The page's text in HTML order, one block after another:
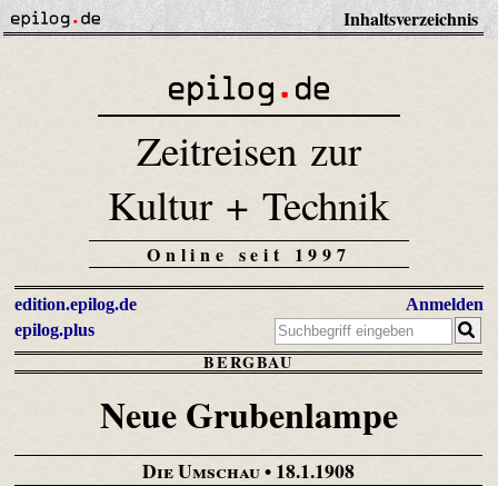
Inhaltsverzeichnis
Zeitreisen zur
Kultur + Technik
Online seit 1997
edition.epilog.de
epilog.plus
Anmelden
BERGBAU
Neue Grubenlampe
Die Umschau• 18.1.1908